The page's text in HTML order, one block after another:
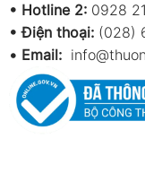
• Hotline 2: 0928
• Điện thoại: (028)
• Email: